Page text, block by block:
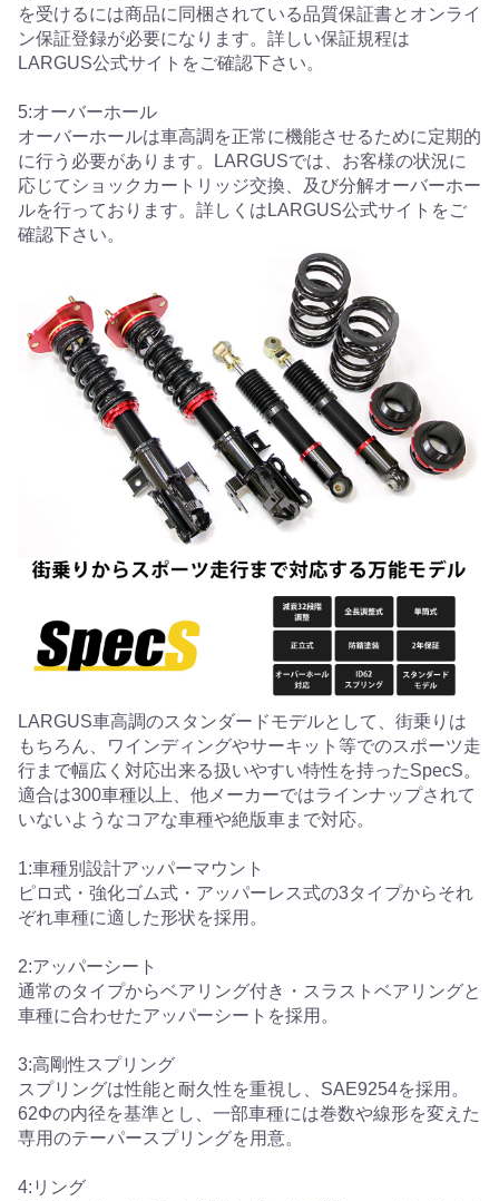
を受けるには商品に同梱されている品質保証書とオンライ
ン保証登録が必要になります。詳しい保証規程は
LARGUS公式サイトをご確認下さい。
5:オーバーホール
オーバーホールは車高調を正常に機能させるために定期的
に行う必要があります。LARGUSでは、お客様の状況に
応じてショックカートリッジ交換、及び分解オーバーホー
ルを行っております。詳しくはLARGUS公式サイトをご
確認下さい。
LARGUS車高調のスタンダードモデルとして、街乗りは
もちろん、ワインディングやサーキット等でのスポーツ走
行まで幅広く対応出来る扱いやすい特性を持ったSpecS。
適合は300車種以上、他メーカーではラインナップされて
いないようなコアな車種や絶版車まで対応。
1:車種別設計アッパーマウント
ピロ式・強化ゴム式・アッパーレス式の3タイプからそれ
ぞれ車種に適した形状を採用。
2:アッパーシート
通常のタイプからベアリング付き・スラストベアリングと
車種に合わせたアッパーシートを採用。
3:高剛性スプリング
スプリングは性能と耐久性を重視し、SAE9254を採用。
62Φの内径を基準とし、一部車種には巻数や線形を変えた
専用のテーパースプリングを用意。
4:リング